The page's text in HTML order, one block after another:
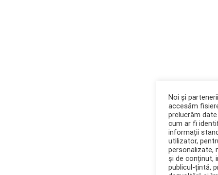
Noi și
accesăm
prelucrăm
cum ar fi
informații
utilizator,
personalizate,
și de conținut,
publicul-țintă,